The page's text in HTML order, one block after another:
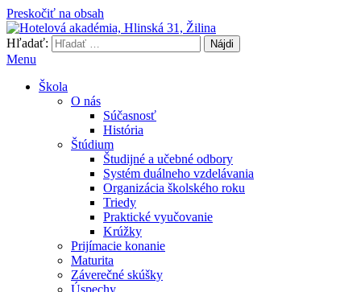
Preskočiť na obsah
Hotelová akadémia, Hlinská 31, Žilina
Hľadať:
Menu
Škola
O nás
Súčasnosť
História
Štúdium
Študijné a učebné odbory
Systém duálneho vzdelávania
Organizácia školského roku
Triedy
Praktické vyučovanie
Krúžky
Prijímacie konanie
Maturita
Záverečné skúšky
Úspechy